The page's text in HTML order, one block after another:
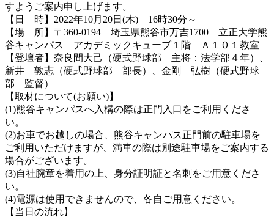
すようご案内申し上げます。
【日 時】2022年10月20日(木) 16時30分～
【場 所】〒360-0194 埼玉県熊谷市万吉1700 立正大学熊
谷キャンパス アカデミックキューブ１階 Ａ１０１教室
【登壇者】奈良間大己（硬式野球部 主将：法学部４年）、
新井 敦志（硬式野球部 部長）、金剛 弘樹（硬式野球
部 監督）
【取材について(お願い)】
(1)熊谷キャンパスへ入構の際は正門入口をご利用くださ
い。
(2)お車でお越しの場合、熊谷キャンパス正門前の駐車場を
ご利用いただけますが、満車の際は別途駐車場をご案内する
場合がございます。
(3)自社腕章を着用の上、身分証明証と名刺をご用意くださ
い。
(4)電源は使用できませんので、各自ご用意ください。
【当日の流れ】